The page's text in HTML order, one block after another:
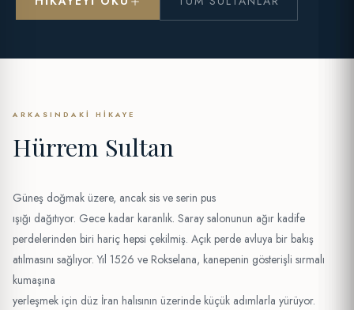
ARKASINDAKI HIKAYE
Hürrem Sultan
Güneş doğmak üzere, ancak sis ve serin pus
ışığı dağıtıyor. Gece kadar karanlık. Saray salonunun ağır kadife
perdelerinden biri hariç hepsi çekilmiş. Açık perde avluya bir bakış
atılmasını sağlıyor. Yıl 1526 ve Rokselana, kanepenin gösterişli sırmalı
kumaşına
yerleşmek için düz İran halısının üzerinde küçük adımlarla yürüyor.